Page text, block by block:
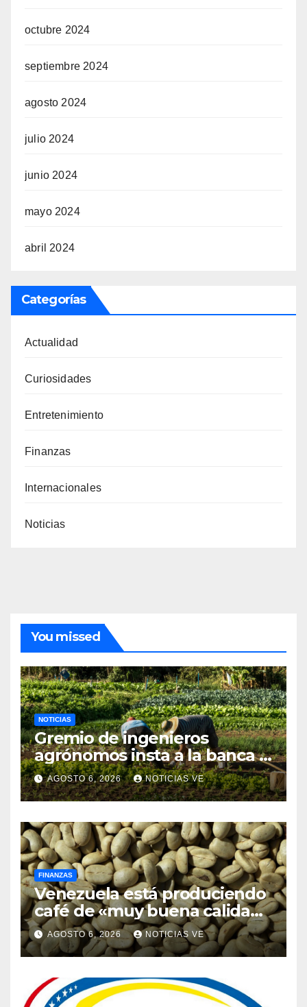
octubre 2024
septiembre 2024
agosto 2024
julio 2024
junio 2024
mayo 2024
abril 2024
Categorías
Actualidad
Curiosidades
Entretenimiento
Finanzas
Internacionales
Noticias
You missed
NOTICIAS
Gremio de ingenieros
agrónomos insta a la banca a
financiar la agricultura
familiar
AGOSTO 6, 2026 NOTICIAS VE
FINANZAS
Venezuela está produciendo
café de «muy buena calidad»
que está siendo exportado a
21 países
AGOSTO 6, 2026 NOTICIAS VE